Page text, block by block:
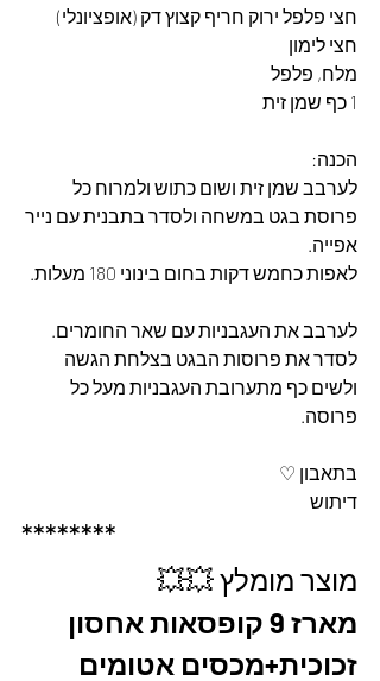
חצי פלפל ירוק חריף קצוץ דק (אופציונלי)
חצי לימון
מלח, פלפל
1 כף שמן זית
הכנה:
לערבב שמן זית ושום כתוש ולמרוח כל
פרוסת בגט במשחה ולסדר בתבנית עם נייר
אפייה.
לאפות כחמש דקות בחום בינוני 180 מעלות.
לערבב את העגבניות עם שאר החומרים.
לסדר את פרוסות הבגט בצלחת הגשה
ולשים כף מתערובת העגבניות מעל כל
פרוסה.
בתאבון ♡
דיתוש
********
מוצר מומלץ 💥💥
מארז 9 קופסאות אחסון
זכוכית+מכסים אטומים